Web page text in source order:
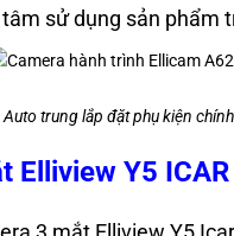
sử dụng sản phẩm
Auto trung lắp đặt phụ kiện
Y5